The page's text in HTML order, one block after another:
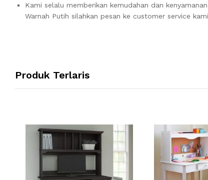
Kami selalu memberikan kemudahan dan
Warnah Putih silahkan pesan ke customer service kami
Produk Terlaris